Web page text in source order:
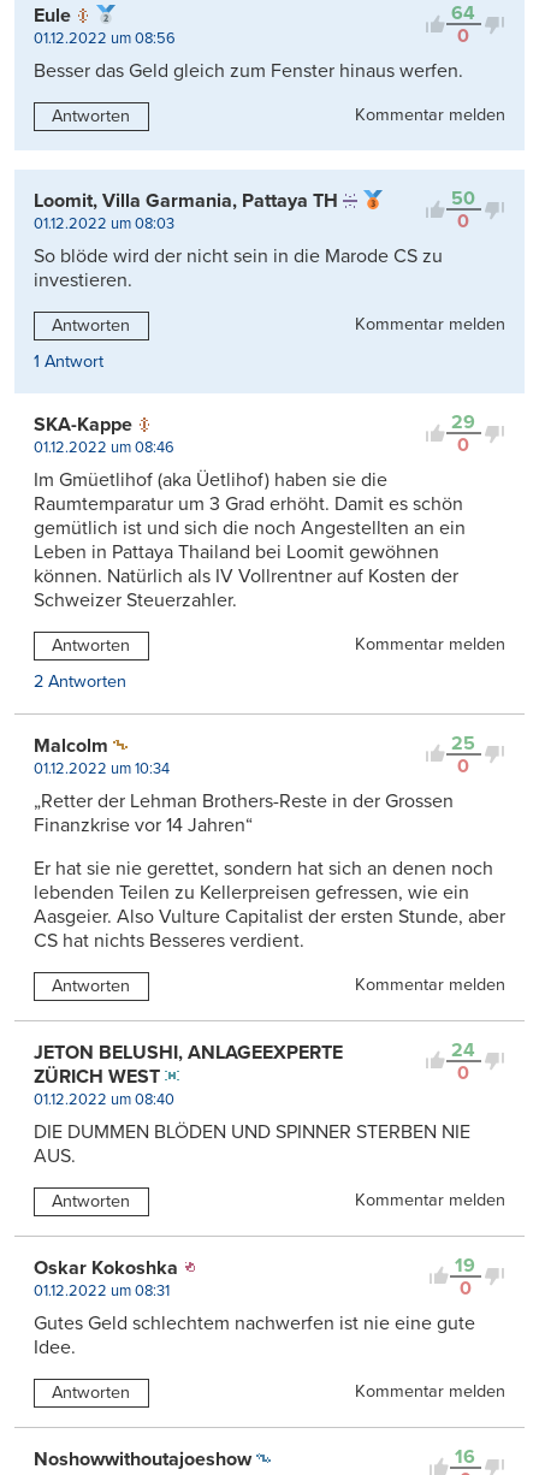
64
0
Eule
01.12.2022 um 08:56
Besser das Geld gleich zum Fenster hinaus werfen.
Antworten Kommentar melden
50
0
Loomit, Villa Garmania, Pattaya TH
01.12.2022 um 08:03
So blöde wird der nicht sein in die Marode CS zu
investieren.
Antworten
Kommentar melden
1 Antwort
29
0
SKA-Kappe
01.12.2022 um 08:46
Im Gmüetlihof (aka Üetlihof) haben sie die
Raumtemparatur um 3 Grad erhöht. Damit es schön
gemütlich ist und sich die noch Angestellten an ein
Leben in Pattaya Thailand bei Loomit gewöhnen
können. Natürlich als IV Vollrentner auf Kosten der
Schweizer Steuerzahler.
Antworten
Kommentar melden
2 Antworten
25
0
Malcolm
01.12.2022 um 10:34
„Retter der Lehman Brothers-Reste in der Grossen
Finanzkrise vor 14 Jahren“
Er hat sie nie gerettet, sondern hat sich an denen noch
lebenden Teilen zu Kellerpreisen gefressen, wie ein
Aasgeier. Also Vulture Capitalist der ersten Stunde, aber
CS hat nichts Besseres verdient.
Antworten Kommentar melden
24
0
JETON BELUSHI, ANLAGEEXPERTE
ZÜRICH WEST
01.12.2022 um 08:40
DIE DUMMEN BLÖDEN UND SPINNER STERBEN NIE
AUS.
Antworten Kommentar melden
19
0
Oskar Kokoshka
01.12.2022 um 08:31
Gutes Geld schlechtem nachwerfen ist nie eine gute
Idee.
Antworten Kommentar melden
16
Noshowwithoutajoeshow